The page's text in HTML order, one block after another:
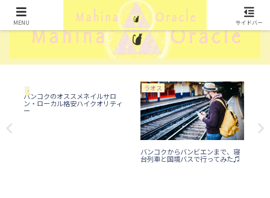
タイ
バンコクのオススメネイルサロ
ン・ローカル格安ハイクオリティ
ー
ラオス
バンコクからバンビエンまで、寝
台列車と国境バスで行ってみた♫
MENU サイドバー